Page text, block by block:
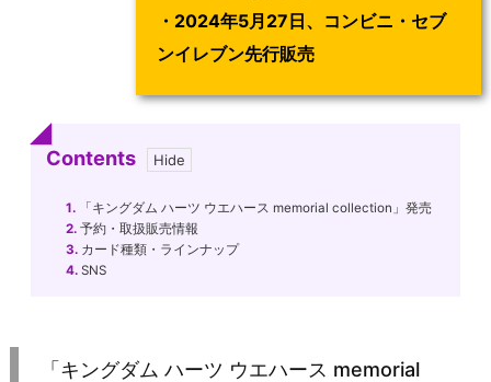
・2024年5月27日、コンビニ・セブ
ンイレブン先行販売
Contents
1. 「キングダム ハーツ ウエハース memorial collection」発売
2. 予約・取扱販売情報
3. カード種類・ラインナップ
4. SNS
「キングダム ハーツ ウエハース memorial